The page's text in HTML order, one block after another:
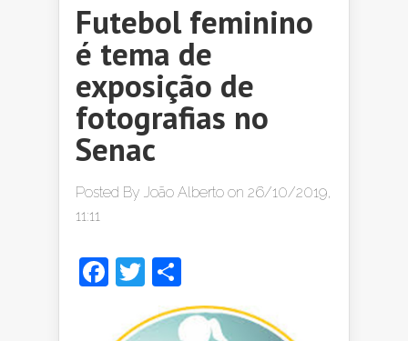
Futebol feminino
é tema de
exposição de
fotografias no
Senac
Posted By João Alberto on 26/10/2019,
11:11
Facebook
Twitter